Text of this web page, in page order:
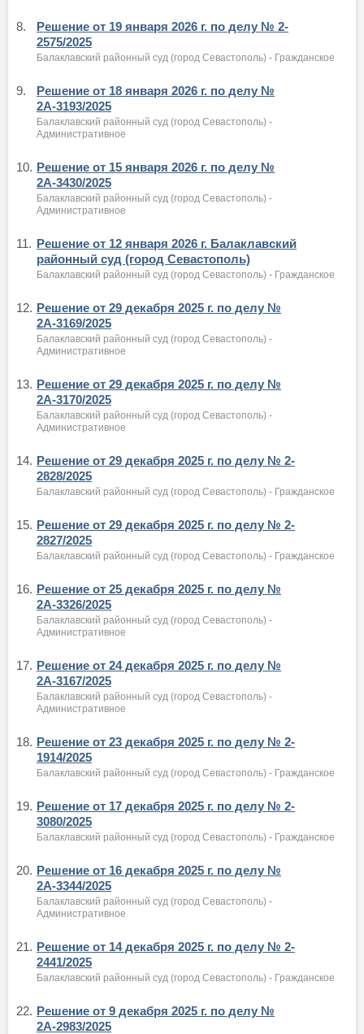
8.
Решение от 19 января 2026 г. по делу № 2-
2575/2025
Балаклавский районный суд (город Севастополь) - Гражданское
9.
Решение от 18 января 2026 г. по делу №
2А-3193/2025
Балаклавский районный суд (город Севастополь) -
Административное
10. Решение от 15 января 2026 г. по делу №
2А-3430/2025
Балаклавский районный суд (город Севастополь) -
Административное
11. Решение от 12 января 2026 г. Балаклавский
районный суд (город Севастополь)
Балаклавский районный суд (город Севастополь) - Гражданское
12. Решение от 29 декабря 2025 г. по делу №
2А-3169/2025
Балаклавский районный суд (город Севастополь) -
Административное
13. Решение от 29 декабря 2025 г. по делу №
2А-3170/2025
Балаклавский районный суд (город Севастополь) -
Административное
14. Решение от 29 декабря 2025 г. по делу № 2-
2828/2025
Балаклавский районный суд (город Севастополь) - Гражданское
15. Решение от 29 декабря 2025 г. по делу № 2-
2827/2025
Балаклавский районный суд (город Севастополь) - Гражданское
16. Решение от 25 декабря 2025 г. по делу №
2А-3326/2025
Балаклавский районный суд (город Севастополь) -
Административное
17. Решение от 24 декабря 2025 г. по делу №
2А-3167/2025
Балаклавский районный суд (город Севастополь) -
Административное
18. Решение от 23 декабря 2025 г. по делу № 2-
1914/2025
Балаклавский районный суд (город Севастополь) - Гражданское
19. Решение от 17 декабря 2025 г. по делу № 2-
3080/2025
Балаклавский районный суд (город Севастополь) - Гражданское
20. Решение от 16 декабря 2025 г. по делу №
2А-3344/2025
Балаклавский районный суд (город Севастополь) -
Административное
21. Решение от 14 декабря 2025 г. по делу № 2-
2441/2025
Балаклавский районный суд (город Севастополь) - Гражданское
22. Решение от 9 декабря 2025 г. по делу №
2А-2983/2025